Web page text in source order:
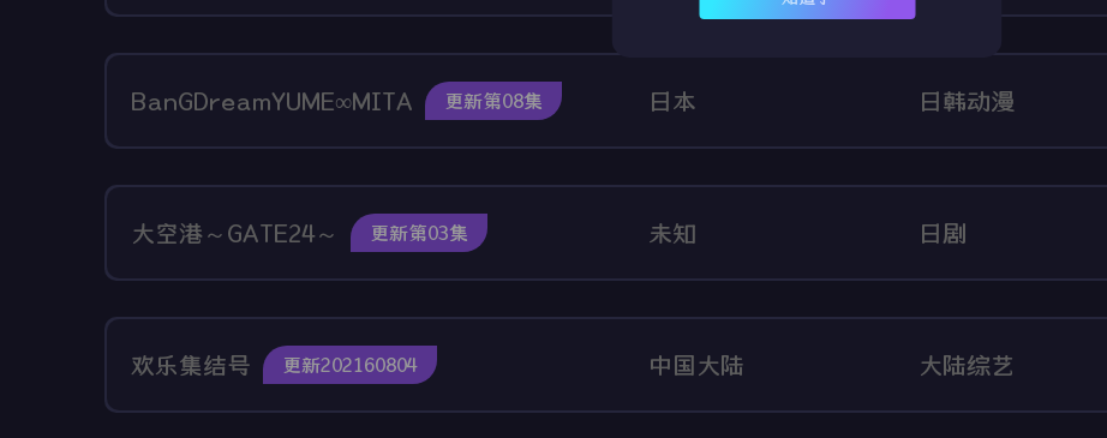
BanGDreamYUME∞MITA 更新第08集 日本 日韩动漫
大空港～GATE24～ 更新第03集 未知 日剧
欢乐集结号 更新202160804 中国大陆 大陆综艺